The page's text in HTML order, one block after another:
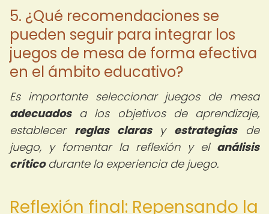
5. ¿Qué recomendaciones se
pueden seguir para integrar los
juegos de mesa de forma efectiva
en el ámbito educativo?
Es importante seleccionar juegos de mesa
adecuadosa los objetivos de aprendizaje,
establecer reglas clarasy estrategiasde
juego, y fomentar la reflexión y el análisis
críticodurante la experiencia de juego.
Reflexión final: Repensando la